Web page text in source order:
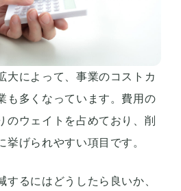
大によって、事業のコストカ
も多くなっています。費用の
のウェイトを占めており、削
挙げられやすい項目です。
するにはどうしたら良いか、